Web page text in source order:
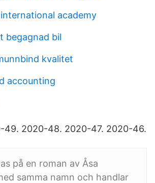
academy
begagnad bil
kvalitet
accounting
49. 2020-48. 2020-47. 2020-46.
på en roman av Åsa
samma namn och handlar